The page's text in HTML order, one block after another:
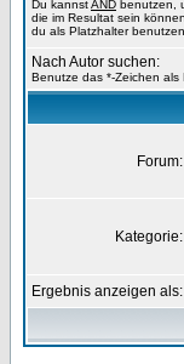
Du kannstAND benutzen,
die im Resultat sein
du als Platzhalter benutzen.
Nach Autor suchen:
Benutze das *-Zeichen als
Forum:
Kategorie:
Ergebnis anzeigen als: